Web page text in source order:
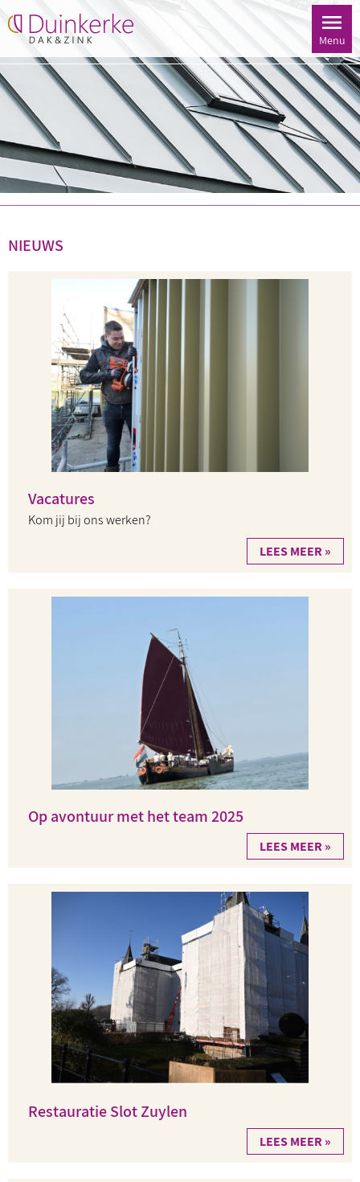
Menu
NIEUWS
Vacatures
Kom jij bij ons werken?
LEES MEER »
Op avontuur met het team 2025
LEES MEER »
Restauratie Slot Zuylen
LEES MEER »